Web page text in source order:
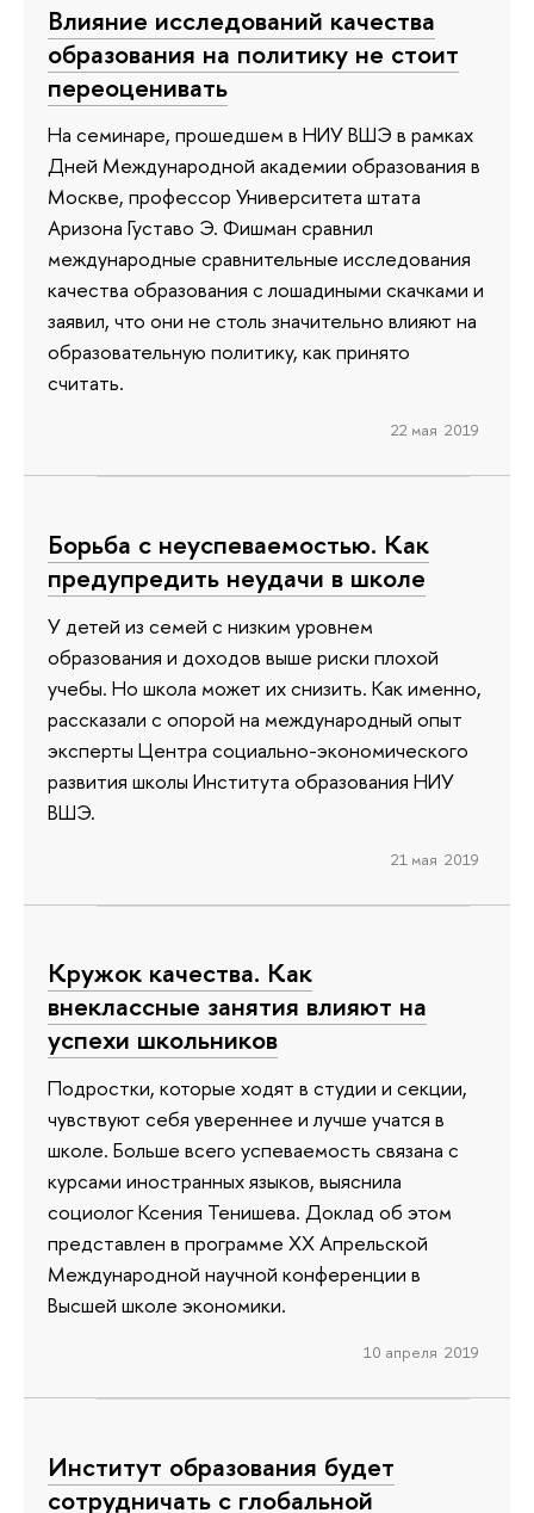
Влияние исследований качества
образования на политику не стоит
переоценивать
На семинаре, прошедшем в НИУ ВШЭ в рамках
Дней Международной академии образования в
Москве, профессор Университета штата
Аризона Густаво Э. Фишман сравнил
международные сравнительные исследования
качества образования с лошадиными скачками и
заявил, что они не столь значительно влияют на
образовательную политику, как принято
считать.
22 мая 2019
Борьба с неуспеваемостью. Как
предупредить неудачи в школе
У детей из семей с низким уровнем
образования и доходов выше риски плохой
учебы. Но школа может их снизить. Как именно,
рассказали с опорой на международный опыт
эксперты Центра социально-экономического
развития школы Института образования НИУ
ВШЭ.
21 мая 2019
Кружок качества. Как
внеклассные занятия влияют на
успехи школьников
Подростки, которые ходят в студии и секции,
чувствуют себя увереннее и лучше учатся в
школе. Больше всего успеваемость связана с
курсами иностранных языков, выяснила
социолог Ксения Тенишева. Доклад об этом
представлен в программе ХХ Апрельской
Международной научной конференции в
Высшей школе экономики.
10 апреля 2019
Институт образования будет
сотрудничать с глобальной